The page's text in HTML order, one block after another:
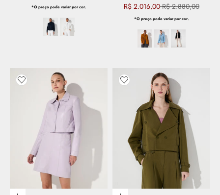
*O preço pode variar por cor.
Preço promocional
R$ 2.016,00Preço normal
R$ 2.880,00
*O preço pode variar por cor.
Adicionar aos favoritos Adicionar aos favoritos